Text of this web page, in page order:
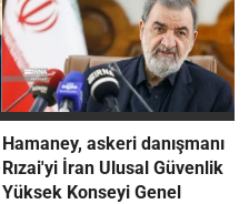
Hamaney, askeri danışmanı
Rızai'yi İran Ulusal Güvenlik
Yüksek Konseyi Genel